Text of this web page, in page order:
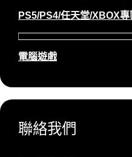
PS5/PS4/任天堂/XBOX專
電腦遊戲
聯絡我們